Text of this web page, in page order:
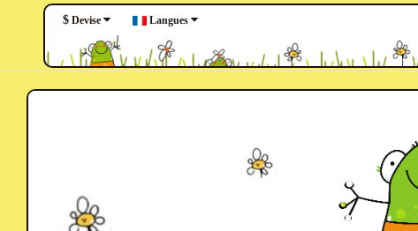
$ Devise Langues